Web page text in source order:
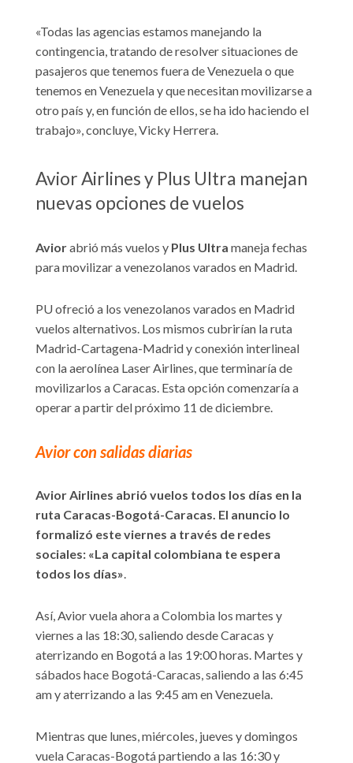
«Todas las agencias estamos manejando la
contingencia, tratando de resolver situaciones de
pasajeros que tenemos fuera de Venezuela o que
tenemos en Venezuela y que necesitan movilizarse a
otro país y, en función de ellos, se ha ido haciendo el
trabajo», concluye, Vicky Herrera.
Avior Airlines y Plus Ultra manejan
nuevas opciones de vuelos
Aviorabrió más vuelos y Plus Ultra maneja fechas
para movilizar a venezolanos varados en Madrid.
PU ofreció a los venezolanos varados en Madrid
vuelos alternativos. Los mismos cubrirían la ruta
Madrid-Cartagena-Madrid y conexión interlineal
con la aerolínea Laser Airlines, que terminaría de
movilizarlos a Caracas. Esta opción comenzaría a
operar a partir del próximo 11 de diciembre.
Avior con salidas diarias
Avior Airlines abrió vuelos todos los días en la
ruta Caracas-Bogotá-Caracas. El anuncio lo
formalizó este viernes a través de redes
sociales: «La capital colombiana te espera
todos los días».
Así, Avior vuela ahora a Colombia los martes y
viernes a las 18:30, saliendo desde Caracas y
aterrizando en Bogotá a las 19:00 horas. Martes y
sábados hace Bogotá-Caracas, saliendo a las 6:45
am y aterrizando a las 9:45 am en Venezuela.
Mientras que lunes, miércoles, jueves y domingos
vuela Caracas-Bogotá partiendo a las 16:30 y